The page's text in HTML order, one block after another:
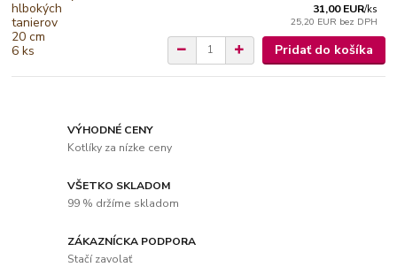
31,00 EUR/ks
25,20 EUR bez DPH
Pridať do košíka
VÝHODNÉ CENY
Kotlíky za nízke ceny
VŠETKO SKLADOM
99 % držíme skladom
ZÁKAZNÍCKA PODPORA
Stačí zavolať